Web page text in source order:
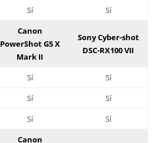
Sí Sí
Canon
PowerShot G5 X
Mark II
Sony Cyber-shot
DSC-RX100 VII
Sí
Sí
Sí
Sí
Sí Sí
Canon